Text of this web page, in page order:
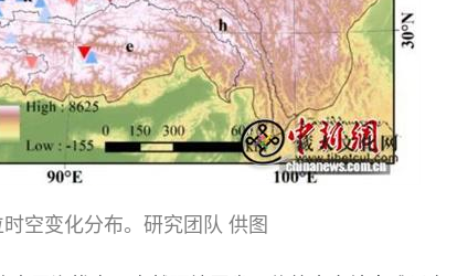
空变化分布。研究团队 供图